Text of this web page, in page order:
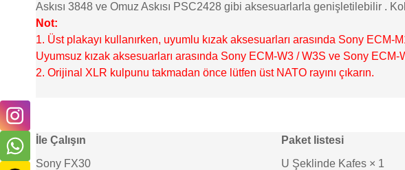
Askısı 3848 ve Omuz Askısı PSC2428 gibi aksesuarlarla genişletilebilir .
Not:
1. Üst plakayı kullanırken, uyumlu kızak aksesuarları arasında Sony
Uyumsuz kızak aksesuarları arasında Sony ECM-W3 / W3S ve Sony
2. Orijinal XLR kulpunu takmadan önce lütfen üst NATO rayını çıkarın.
İle Çalışın
Sony FX30
Paket listesi
U Şeklinde Kafes × 1